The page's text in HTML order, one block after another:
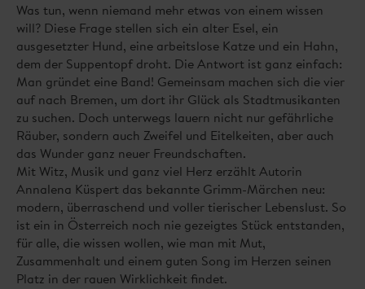
Was tun, wenn niemand mehr etwas von einem wissen
will? Diese Frage stellen sich ein alter Esel, ein
ausgesetzter Hund, eine arbeitslose Katze und ein Hahn,
dem der Suppentopf droht. Die Antwort ist ganz einfach:
Man gründet eine Band! Gemeinsam machen sich die vier
auf nach Bremen, um dort ihr Glück als Stadtmusikanten
zu suchen. Doch unterwegs lauern nicht nur gefährliche
Räuber, sondern auch Zweifel und Eitelkeiten, aber auch
das Wunder ganz neuer Freundschaften.
Mit Witz, Musik und ganz viel Herz erzählt Autorin
Annalena Küspert das bekannte Grimm-Märchen neu:
modern, überraschend und voller tierischer Lebenslust. So
ist ein in Österreich noch nie gezeigtes Stück entstanden,
für alle, die wissen wollen, wie man mit Mut,
Zusammenhalt und einem guten Song im Herzen seinen
Platz in der rauen Wirklichkeit findet.